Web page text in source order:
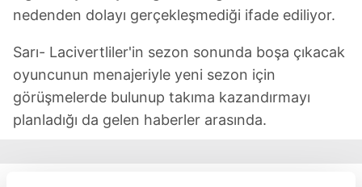
nedenden dolayı gerçekleşmediği ifade ediliyor.
Sarı- Lacivertliler'in sezon sonunda boşa çıkacak
oyuncunun menajeriyle yeni sezon için
görüşmelerde bulunup takıma kazandırmayı
planladığı da gelen haberler arasında.